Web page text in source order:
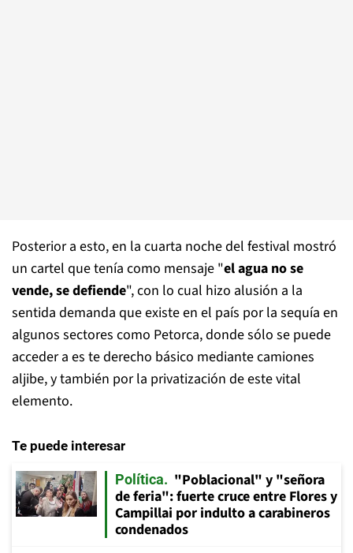
Posterior a esto, en la cuarta noche del festival mostró
un cartel que tenía como mensaje "el agua no se
vende, se defiende", con lo cual hizo alusión a la
sentida demanda que existe en el país por la sequía en
algunos sectores como Petorca, donde sólo se puede
acceder a es te derecho básico mediante camiones
aljibe, y también por la privatización de este vital
elemento.
Te puede interesar
Política
"Poblacional" y "señora
de feria": fuerte cruce entre Flores y
Campillai por indulto a carabineros
condenados